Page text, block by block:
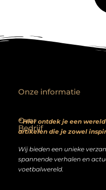
Over
Bedrijf
” Hier ontdek je een
artikelen die je zowel
Wij bieden een unieke
spannende verhalen en
voetbalwereld.
Onze informatie